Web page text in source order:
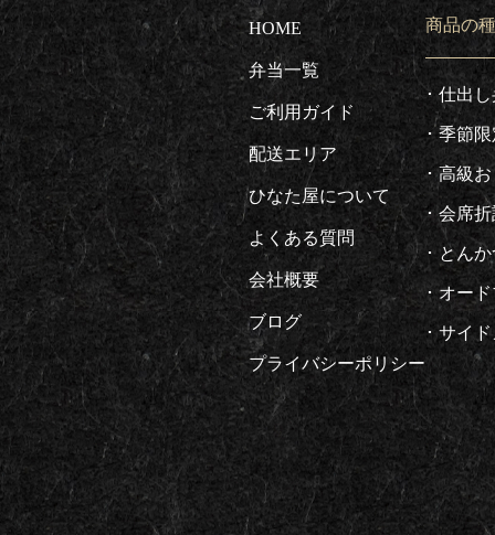
HOME
弁当一覧
ご利用ガイド
配送エリア
ひなた屋について
よくある質問
会社概要
ブログ
プライバシーポリシー
商品の
仕出
季節
高級
会席折
とん
オー
サイ